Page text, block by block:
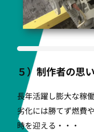
５）制作者の思い
長年活躍し膨大な稼
劣化には勝てず燃費
時を迎える・・・